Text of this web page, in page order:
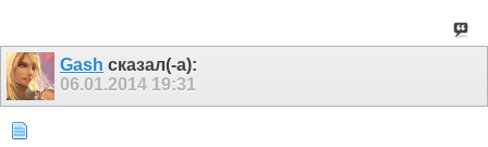
Gash сказал(-а):
06.01.2014 19:31